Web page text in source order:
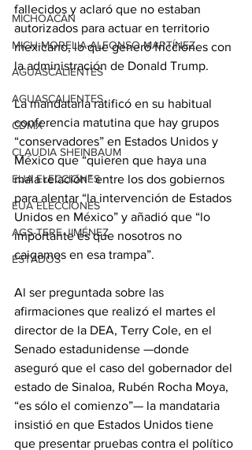
MICHOACÁN
MICH-MORELIA-ALFONSO MARTÍNEZ
AGUASCALIENTES
AGUASCALIENTES
CDMX
CLAUDIA SHEINBAUM
EUA ELECCIONES
EUA ELECCIONES
AGS-TERE JIMÉNEZ
ESTADOS
fallecidos y aclaró que no estaban
autorizados para actuar en territorio
mexicano, lo que generó fricciones con
la administración de Donald Trump.
La mandataria ratificó en su habitual
conferencia matutina que hay grupos
“conservadores” en Estados Unidos y
México que “quieren que haya una
mala relación” entre los dos gobiernos
para alentar “la intervención de Estados
Unidos en México” y añadió que “lo
importante es que nosotros no
caigamos en esa trampa”.
Al ser preguntada sobre las
afirmaciones que realizó el martes el
director de la DEA, Terry Cole, en el
Senado estadunidense —donde
aseguró que el caso del gobernador del
estado de Sinaloa, Rubén Rocha Moya,
“es sólo el comienzo”— la mandataria
insistió en que Estados Unidos tiene
que presentar pruebas contra el político